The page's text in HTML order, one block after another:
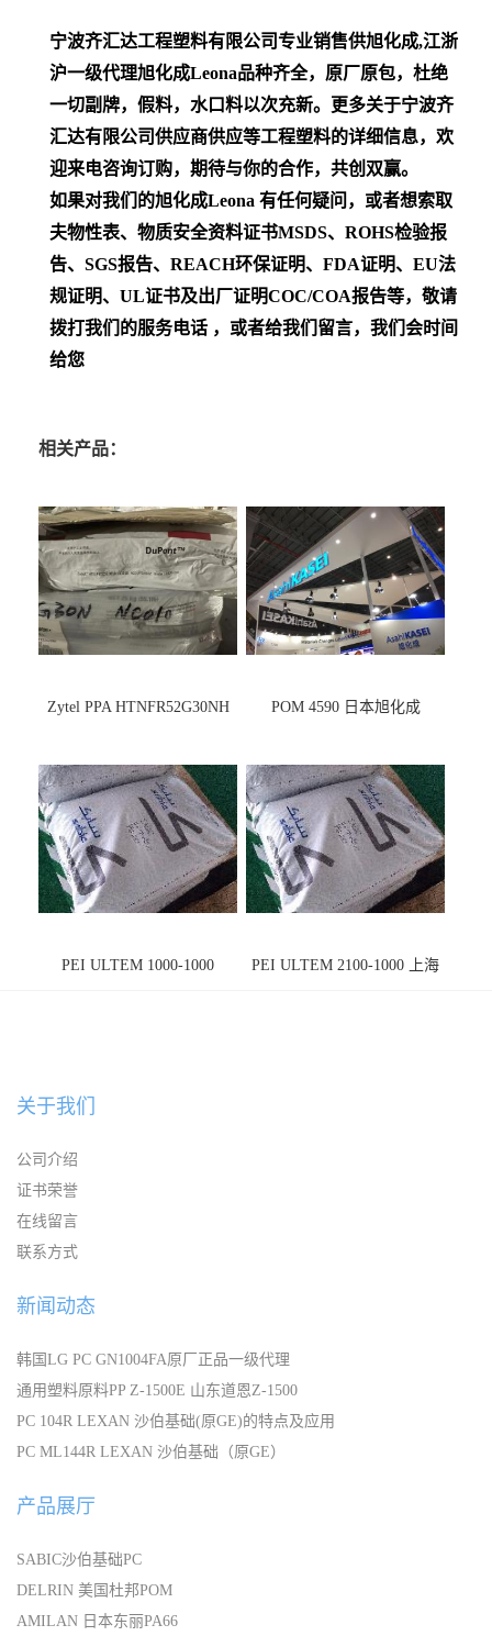
宁波齐汇达工程塑料有限公司专业销售供旭化成,江浙
沪一级代理旭化成Leona品种齐全，原厂原包，杜绝
一切副牌，假料，水口料以次充新。更多关于宁波齐
汇达有限公司供应商供应等工程塑料的详细信息，欢
迎来电咨询订购，期待与你的合作，共创双赢。
如果对我们的旭化成Leona 有任何疑问，或者想索取
夫物性表、物质安全资料证书MSDS、ROHS检验报
告、SGS报告、REACH环保证明、FDA证明、EU法
规证明、UL证书及出厂证明COC/COA报告等，敬请
拨打我们的服务电话 ，或者给我们留言，我们会时间
给您
相关产品：
Zytel PPA HTNFR52G30NH POM 4590 日本旭化成
PEI ULTEM 1000-1000
PEI ULTEM 2100-1000 上海
关于我们
公司介绍
证书荣誉
在线留言
联系方式
新闻动态
韩国LG PC GN1004FA原厂正品一级代理
通用塑料原料PP Z-1500E 山东道恩Z-1500
PC 104R LEXAN 沙伯基础(原GE)的特点及应用
PC ML144R LEXAN 沙伯基础（原GE）
产品展厅
SABIC沙伯基础PC
DELRIN 美国杜邦POM
AMILAN 日本东丽PA66